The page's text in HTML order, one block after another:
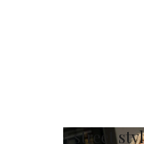
5 street